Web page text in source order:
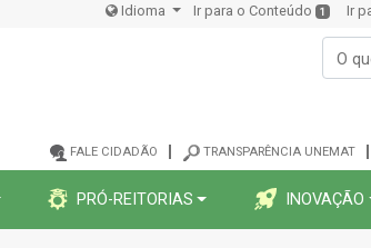
Idioma Ir para o Conteúdo 1 Ir
FALE CIDADÃO TRANSPARÊNCIA UNEMAT
PRÓ-REITORIAS INOVAÇÃO